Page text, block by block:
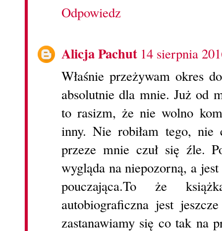
Odpowiedz
Alicja Pachut 14 sierpnia
Właśnie przeżywam okres
absolutnie dla mnie. Już od
to rasizm, że nie wolno
inny. Nie robiłam tego, nie
przeze mnie czuł się źle.
wygląda na niepozorną, a
pouczająca.To że
autobiograficzna jest
zastanawiamy się co tak na